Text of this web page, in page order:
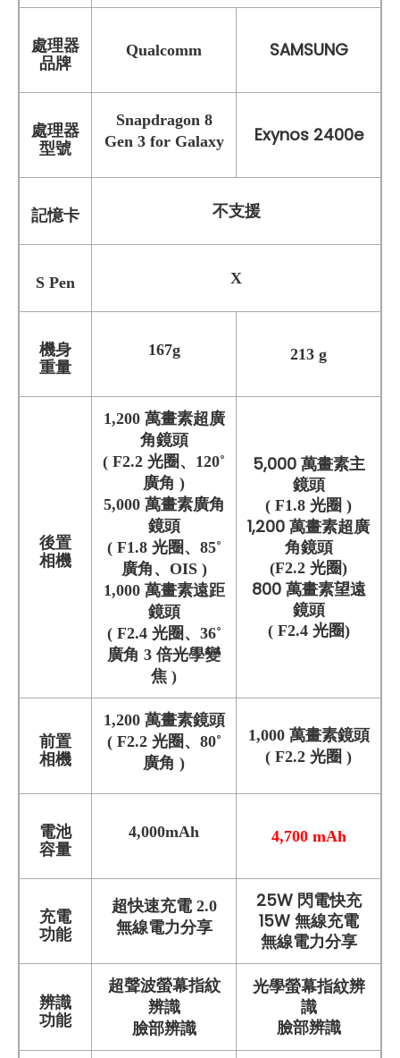
處理器
品牌
Qualcomm SAMSUNG
處理器
型號
Snapdragon 8
Gen 3 for Galaxy
Exynos 2400e
記憶卡 不支援
S Pen X
機身
重量
167g 213 g
後置
相機
1,200 萬畫素超廣
角鏡頭
( F2.2 光圈、120˚
廣角 )
5,000 萬畫素廣角
鏡頭
( F1.8 光圈、85˚
廣角、OIS )
1,000 萬畫素遠距
鏡頭
( F2.4 光圈、36˚
廣角 3 倍光學變
焦 )
5,000 萬畫素主
鏡頭
( F1.8 光圈 )
1,200 萬畫素超廣
角鏡頭
(F2.2 光圈)
800 萬畫素望遠
鏡頭
( F2.4 光圈)
前置
相機
1,200 萬畫素鏡頭
( F2.2 光圈、80˚
廣角 )
1,000 萬畫素鏡頭
( F2.2 光圈 )
電池
容量
4,000mAh 4,700 mAh
充電
功能
超快速充電 2.0
無線電力分享
25W 閃電快充
15W 無線充電
無線電力分享
辨識
功能
超聲波螢幕指紋
辨識
臉部辨識
光學螢幕指紋辨
識
臉部辨識